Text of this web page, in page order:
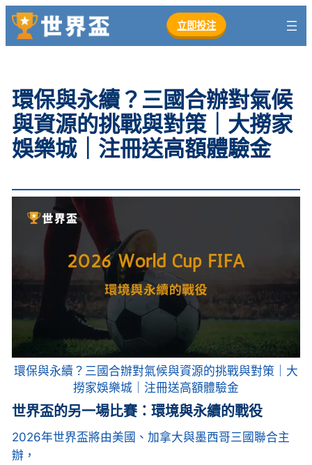
跳
主
內
容
立即投注
環保與永續？三國合辦對氣候
與資源的挑戰與對策｜大撈家
娛樂城｜注冊送高額體驗金
環保與永續？三國合辦對氣候與資源的挑戰與對策｜大
撈家娛樂城｜注冊送高額體驗金
世界盃的另一場比賽：環境與永續的戰役
2026年世界盃將由美國、加拿大與墨西哥三國聯合主
辦，